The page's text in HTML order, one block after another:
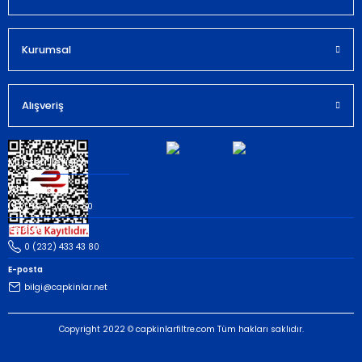
Kurumsal
Alışveriş
Müşteri İletişim
Whatsapp
(535) 503 43 80
Telefon
0 (232) 433 43 80
E-posta
bilgi@capkinlar.net
Copyright 2022 © capkinlarfiltre.com Tüm hakları saklıdır.